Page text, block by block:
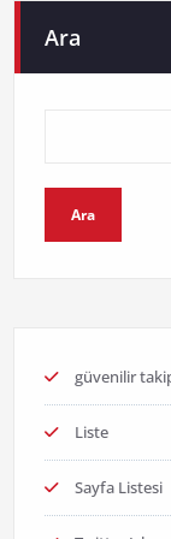
Ara
Ara
güvenilir
Liste
Sayfa Listesi